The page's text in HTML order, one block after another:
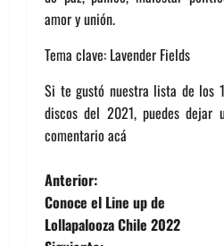
amor y unión.
Tema clave: Lavender Fields
Si te gustó nuestra lista de los
discos del 2021, puedes dejar
comentario acá
N
a
Anterior:
Conoce el Line up de
Lollapalooza Chile 2022